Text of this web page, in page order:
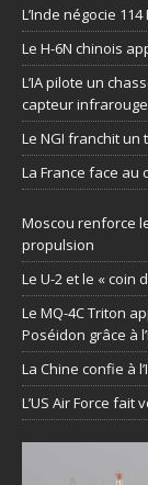
L’Inde négocie
Le H-6N chinois
L’IA pilote un
capteur infrarouge
Le NGI franchit
La France face au
Moscou renforce
propulsion
Le U-2 et le « coin
Le MQ-4C Triton
Poséidon grâce à
La Chine confie à
L’US Air Force fait